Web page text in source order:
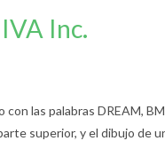
IVA Inc.
con las palabras DREAM,
superior, y el dibujo de